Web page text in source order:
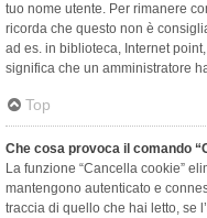
tuo nome utente. Per rimanere
ricorda che questo non è
ad es. in biblioteca, Internet
significa che un amministratore
Top
Che cosa provoca il comando
La funzione “Cancella cookie”
mantengono autenticato e
traccia di quello che hai letto, se